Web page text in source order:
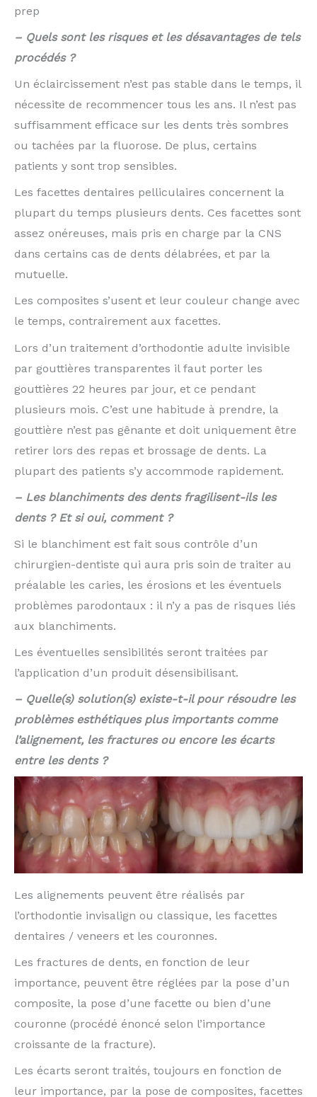
prep
– Quels sont les risques et les désavantages de tels
procédés ?
Un éclaircissement n’est pas stable dans le temps, il
nécessite de recommencer tous les ans. Il n’est pas
suffisamment efficace sur les dents très sombres
ou tachées par la fluorose. De plus, certains
patients y sont trop sensibles.
Les facettes dentaires pelliculaires concernent la
plupart du temps plusieurs dents. Ces facettes sont
assez onéreuses, mais pris en charge par la CNS
dans certains cas de dents délabrées, et par la
mutuelle.
Les composites s’usent et leur couleur change avec
le temps, contrairement aux facettes.
Lors d’un traitement d’orthodontie adulte invisible
par gouttières transparentes il faut porter les
gouttières 22 heures par jour, et ce pendant
plusieurs mois. C’est une habitude à prendre, la
gouttière n’est pas gênante et doit uniquement être
retirer lors des repas et brossage de dents. La
plupart des patients s’y accommode rapidement.
– Les blanchiments des dents fragilisent-ils les
dents ? Et si oui, comment ?
Si le blanchiment est fait sous contrôle d’un
chirurgien-dentiste qui aura pris soin de traiter au
préalable les caries, les érosions et les éventuels
problèmes parodontaux : il n’y a pas de risques liés
aux blanchiments.
Les éventuelles sensibilités seront traitées par
l’application d’un produit désensibilisant.
– Quelle(s) solution(s) existe-t-il pour résoudre les
problèmes esthétiques plus importants comme
l’alignement, les fractures ou encore les écarts
entre les dents ?
Les alignements peuvent être réalisés par
l’orthodontie invisalign ou classique, les facettes
dentaires / veneers et les couronnes.
Les fractures de dents, en fonction de leur
importance, peuvent être réglées par la pose d’un
composite, la pose d’une facette ou bien d’une
couronne (procédé énoncé selon l’importance
croissante de la fracture).
Les écarts seront traités, toujours en fonction de
leur importance, par la pose de composites, facettes